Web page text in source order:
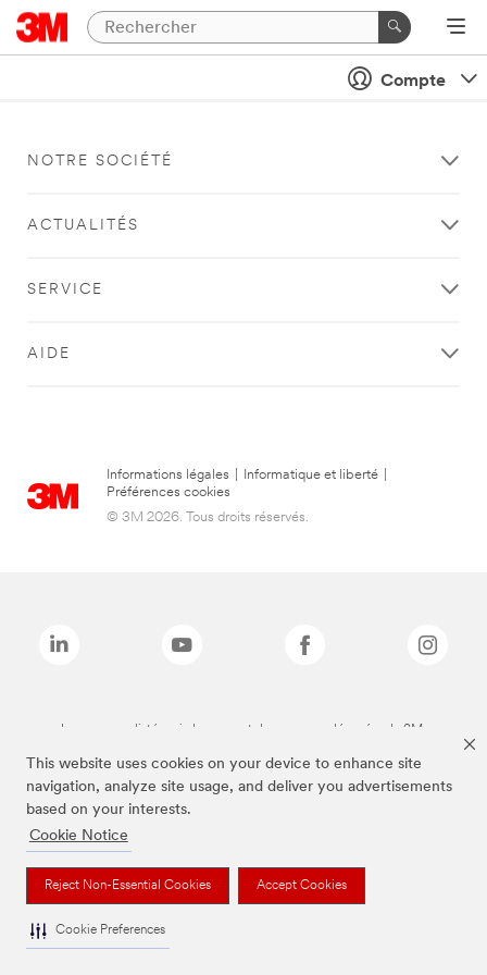
This website uses cookies on your device to enhance site
navigation, analyze site usage, and deliver you advertisements
based on your interests.
Cookie Notice
Reject Non-Essential Cookies Accept Cookies
Cookie Preferences
Compte
NOTRE SOCIÉTÉ
ACTUALITÉS
SERVICE
AIDE
Informations légales Informatique et liberté
Préférences cookies
© 3M 2026. Tous droits réservés.
Les marques listées ci-dessus sont des marques déposées de 3M.